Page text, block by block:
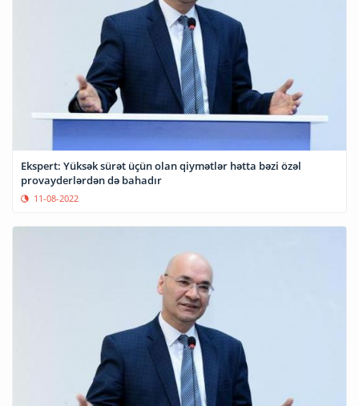
Ekspert: Yüksək sürət üçün olan qiymətlər hətta bəzi özəl
provayderlərdən də bahadır
11-08-2022